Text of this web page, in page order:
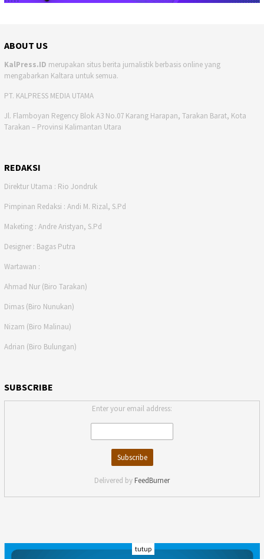
ABOUT US
KalPress.ID merupakan situs berita jurnalistik berbasis online yang
mengabarkan Kaltara untuk semua.
PT. KALPRESS MEDIA UTAMA
Jl. Flamboyan Regency Blok A3 No.07 Karang Harapan, Tarakan Barat, Kota
Tarakan – Provinsi Kalimantan Utara
REDAKSI
Direktur Utama : Rio Jondruk
Pimpinan Redaksi : Andi M. Rizal, S.Pd
Maketing : Andre Aristyan, S.Pd
Designer : Bagas Putra
Wartawan :
Ahmad Nur (Biro Tarakan)
Dimas (Biro Nunukan)
Nizam (Biro Malinau)
Adrian (Biro Bulungan)
SUBSCRIBE
Enter your email address:
Delivered by FeedBurner
tutup